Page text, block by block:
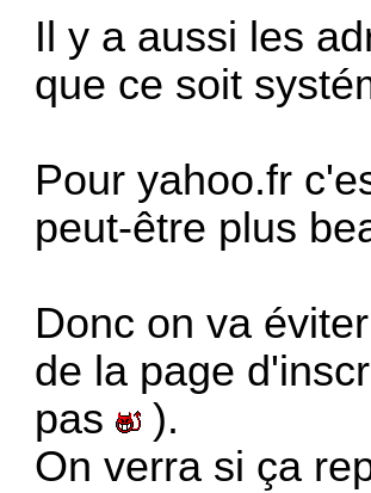
Il y a aussi les
que ce soit
Pour yahoo.fr
peut-être plus
Donc on va
de la page
pas
).
On verra si ça